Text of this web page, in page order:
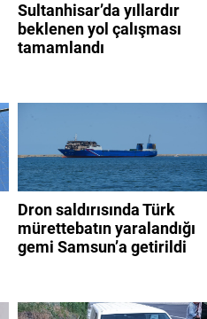
Sultanhisar’da yıllardır
beklenen yol çalışması
tamamlandı
Dron saldırısında Türk
mürettebatın yaralandığı
gemi Samsun’a getirildi